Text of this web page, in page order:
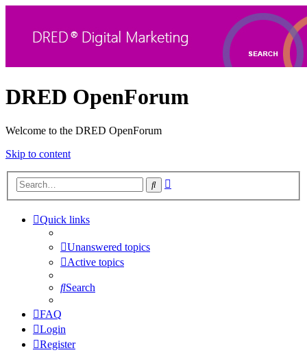
DRED OpenForum
Welcome to the DRED OpenForum
Skip to content
Search
Quick links
Unanswered topics
Active topics
Search
FAQ
Login
Register